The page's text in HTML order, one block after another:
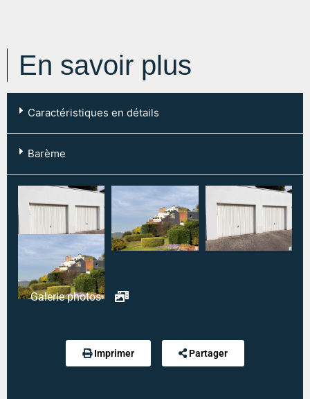
En savoir plus
Caractéristiques en détails
Type mandat :Exclusif
Référence :
5782
Modalité de règlement desdites charges :
CHARGES FORFAITAIRE
Barème
Ouvrir le barème de l'agence
Galerie photos
Imprimer Partager